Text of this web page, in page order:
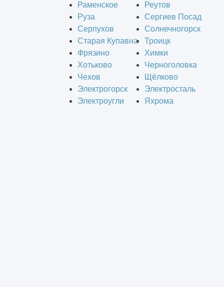
Раменское
Реутов
Руза
Сергиев Посад
Серпухов
Солнечногорск
Старая Купавна
Троицк
Фрязино
Химки
Хотьково
Черноголовка
Чехов
Щёлково
Электрогорск
Электросталь
Электроугли
Яхрома